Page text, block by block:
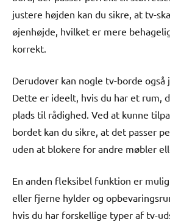
justere højden kan du sikre, at tv-
øjenhøjde, hvilket er mere
korrekt.
Derudover kan nogle tv-borde også
Dette er ideelt, hvis du har et rum,
plads til rådighed. Ved at kunne
bordet kan du sikre, at det passer
uden at blokere for andre møbler
En anden fleksibel funktion er
eller fjerne hylder og
hvis du har forskellige typer af tv-